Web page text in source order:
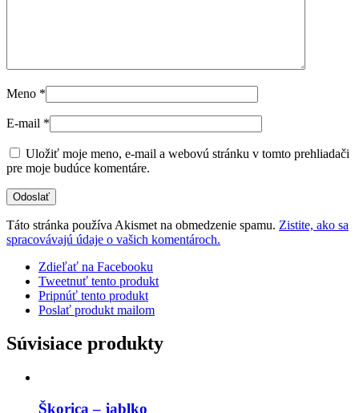
Meno *
E-mail *
Uložiť moje meno, e-mail a webovú stránku v tomto prehliadači
pre moje budúce komentáre.
Táto stránka používa Akismet na obmedzenie spamu. Zistite, ako sa
spracovávajú údaje o vašich komentároch.
Zdieľať na Facebooku
Tweetnuť tento produkt
Pripnúť tento produkt
Poslať produkt mailom
Súvisiace produkty
Škorica – jablko